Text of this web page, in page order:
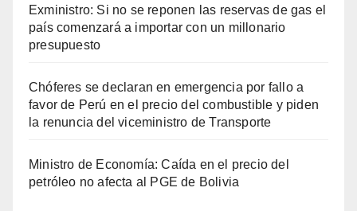
Exministro: Si no se reponen las reservas de gas el
país comenzará a importar con un millonario
presupuesto
Chóferes se declaran en emergencia por fallo a
favor de Perú en el precio del combustible y piden
la renuncia del viceministro de Transporte
Ministro de Economía: Caída en el precio del
petróleo no afecta al PGE de Bolivia